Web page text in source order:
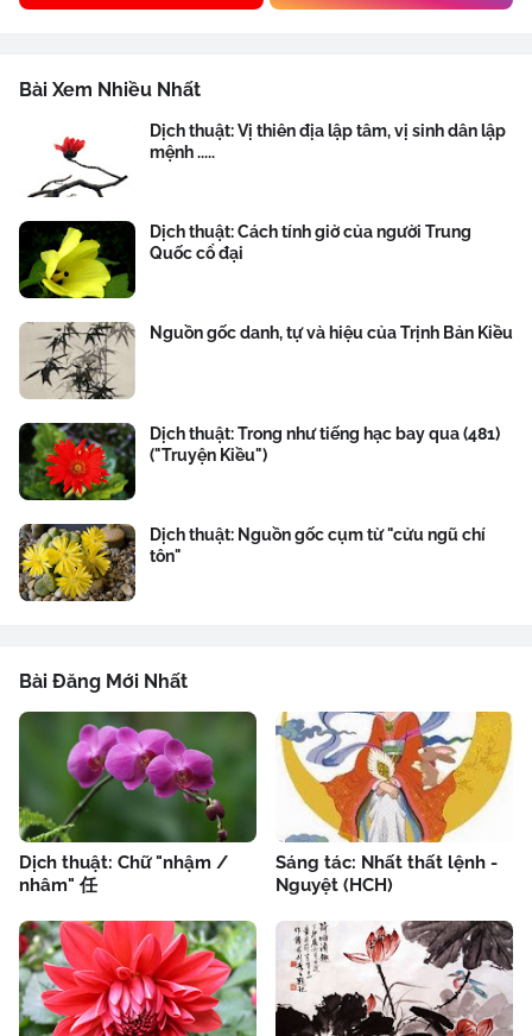
Bài Xem Nhiều Nhất
Dịch thuật: Vị thiên địa lập tâm, vị sinh dân lập
mệnh .....
Dịch thuật: Cách tính giờ của người Trung
Quốc cổ đại
Nguồn gốc danh, tự và hiệu của Trịnh Bản Kiều
Dịch thuật: Trong như tiếng hạc bay qua (481)
("Truyện Kiều")
Dịch thuật: Nguồn gốc cụm từ "cửu ngũ chí
tôn"
Bài Đăng Mới Nhất
Dịch thuật: Chữ "nhậm /
nhâm" 任
Sáng tác: Nhất thất lệnh -
Nguyệt (HCH)